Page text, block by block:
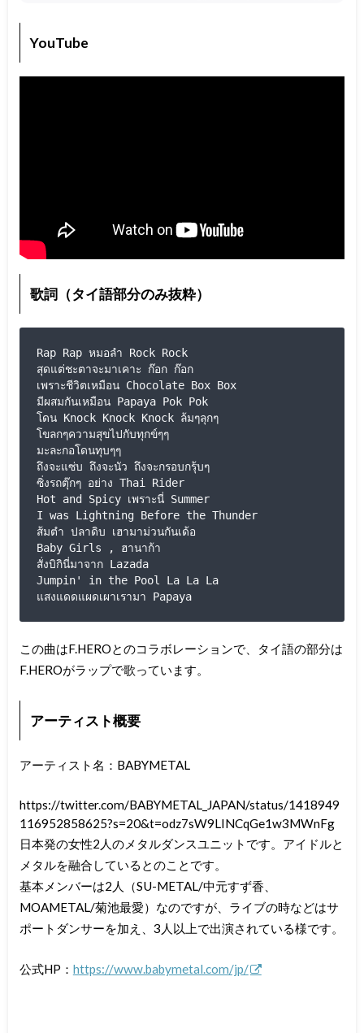
YouTube
歌詞（タイ語部分のみ抜粋）
Rap Rap หมอลำ Rock Rock
สุดแต่ชะตาจะมาเคาะ ก๊อก ก๊อก
เพราะชีวิตเหมือน Chocolate Box Box
มีผสมกันเหมือน Papaya Pok Pok
โดน Knock Knock Knock ล้มๆลุกๆ
โขลกๆความสุขไปกับทุกข์ๆๆ
มะละกอโดนทุบๆๆ
ถึงจะแซ่บ ถึงจะนัว ถึงจะกรอบกรุ้บๆ
ซิ่งรถตุ๊กๆ อย่าง Thai Rider
Hot and Spicy เพราะนี่ Summer
I was Lightning Before the Thunder
ส้มตำ ปลาดิบ เฮามาม่วนกันเด้อ
Baby Girls , ฮานาก้า
สั่งบิกินี่มาจาก Lazada
Jumpin' in the Pool La La La
แสงแดดแผดเผาเรามา Papaya
この曲はF.HEROとのコラボレーションで、タイ語の部分は
F.HEROがラップで歌っています。
アーティスト概要
アーティスト名：BABYMETAL
https://twitter.com/BABYMETAL_JAPAN/status/1418949
116952858625?s=20&t=odz7sW9LINCqGe1w3MWnFg
日本発の女性2人のメタルダンスユニットです。アイドルと
メタルを融合しているとのことです。
基本メンバーは2人（SU-METAL/中元すず香、
MOAMETAL/菊池最愛）なのですが、ライブの時などはサ
ポートダンサーを加え、3人以上で出演されている様です。
公式HP： https://www.babymetal.com/jp/